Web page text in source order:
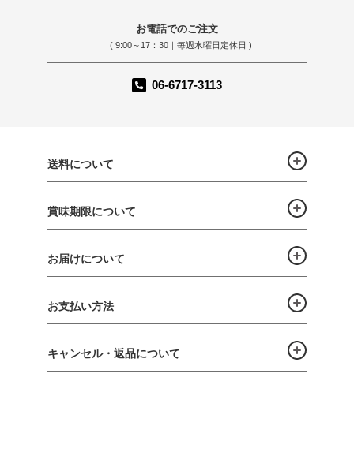
お電話でのご注文
( 9:00～17：30｜毎週水曜日定休日 )
06-6717-3113
送料について
賞味期限について
お届けについて
お支払い方法
キャンセル・返品について